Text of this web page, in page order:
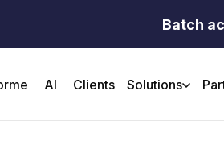
Batch
AI Clients Solutions